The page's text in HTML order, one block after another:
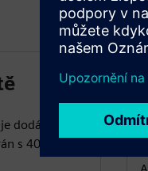
dodáván s
s 40 GB